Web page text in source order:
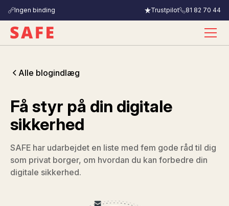
Ingen binding Trustpilot 81 82 70 44
Alle blogindlæg
Få styr på din digitale
sikkerhed
SAFE har udarbejdet en liste med fem gode råd til dig
som privat borger, om hvordan du kan forbedre din
digitale sikkerhed.